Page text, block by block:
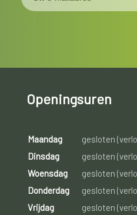
Openingsuren
Maandag
gesloten
Dinsdag
gesloten
Woensdag
gesloten
Donderdag
gesloten
Vrijdag
gesloten